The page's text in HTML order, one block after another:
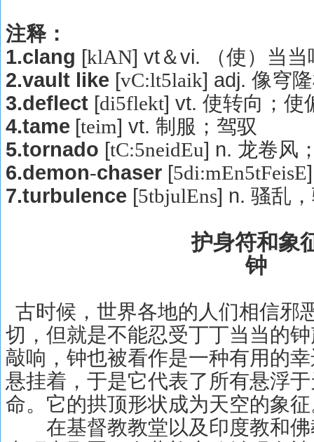
注释：
1.clang [klAN] vt＆vi. （使）当当
2.vault like [vC:lt5laik] adj.像穹
3.deflect [di5flekt] vt.使转向；使
4.tame [teim] vt.制服；驾驭
5.tornado [tC:5neidEu] n. 龙卷风
6.demon-chaser [5di:mEn5tFeisE
7.turbulence [5tbjulEns] n.骚乱
护身符和象
钟
古时候，世界各地的人们相信邪
切，但就是不能忍受丁丁当当的
敲响，钟也被看作是一种有用的
悬挂着，于是它代表了所有悬浮
命。它的拱顶形状成为天空的象
在基督教教堂以及印度教和佛